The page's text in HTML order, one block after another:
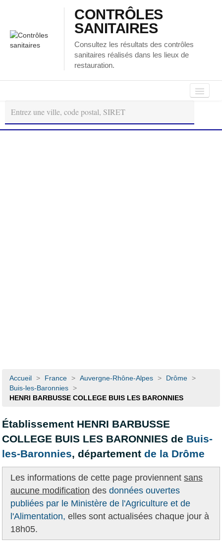
CONTRÔLES
SANITAIRES
Consultez les résultats des contrôles
sanitaires réalisés dans les lieux de
restauration.
Autour
de
moi
Régions
Accueil > France > Auvergne-Rhône-Alpes > Drôme >
Buis-les-Baronnies >
HENRI BARBUSSE COLLEGE BUIS LES BARONNIES
Établissement HENRI BARBUSSE
COLLEGE BUIS LES BARONNIES de Buis-
les-Baronnies, départementde la Drôme
Les informations de cette page proviennentsans
aucune modification desdonnées ouvertes
publiées par le Ministère de l'Agriculture et de
l'Alimentation, elles sont actualisées chaque jour à
18h05.